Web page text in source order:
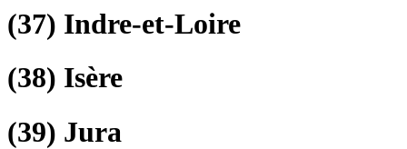
(37) Indre-et-Loire
(38) Isère
(39) Jura